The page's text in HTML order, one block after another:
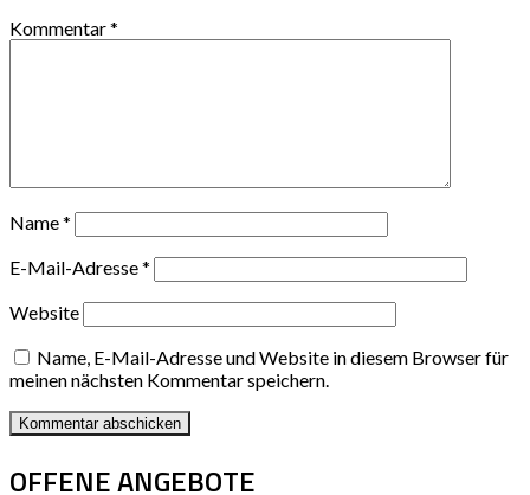
Kommentar*
Name*
E-Mail-Adresse*
Website
Name, E-Mail-Adresse und Website in diesem Browser für
meinen nächsten Kommentar speichern.
OFFENE ANGEBOTE